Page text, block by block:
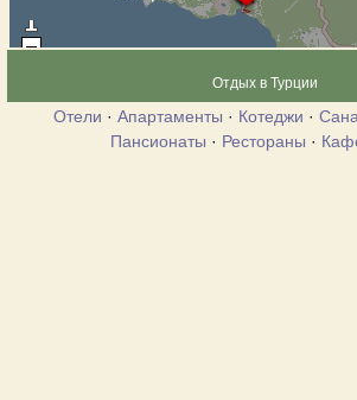
Отдых в Турции
Отели · Апартаменты · Котеджи ·
Пансионаты · Рестораны ·